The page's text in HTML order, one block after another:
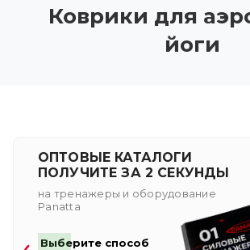
Коврики для
йоги
ОПТОВЫЕ КАТАЛОГИ
ПОЛУЧИТЕ ЗА 2 СЕКУНДЫ
на тренажеры и оборудование
Panatta
Выберите способ